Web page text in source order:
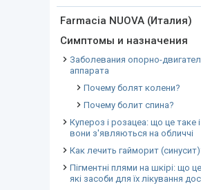
Farmacia NUOVA (Италия)
Симптомы и назначения
Заболевания опорно-
аппарата
Почему болят колени?
Почему болит спина?
Купероз і розацеа: що це таке
вони з'являються на обличчі
Как лечить гайморит
Пігментні плями на шкірі: що
які засоби для їх лікування